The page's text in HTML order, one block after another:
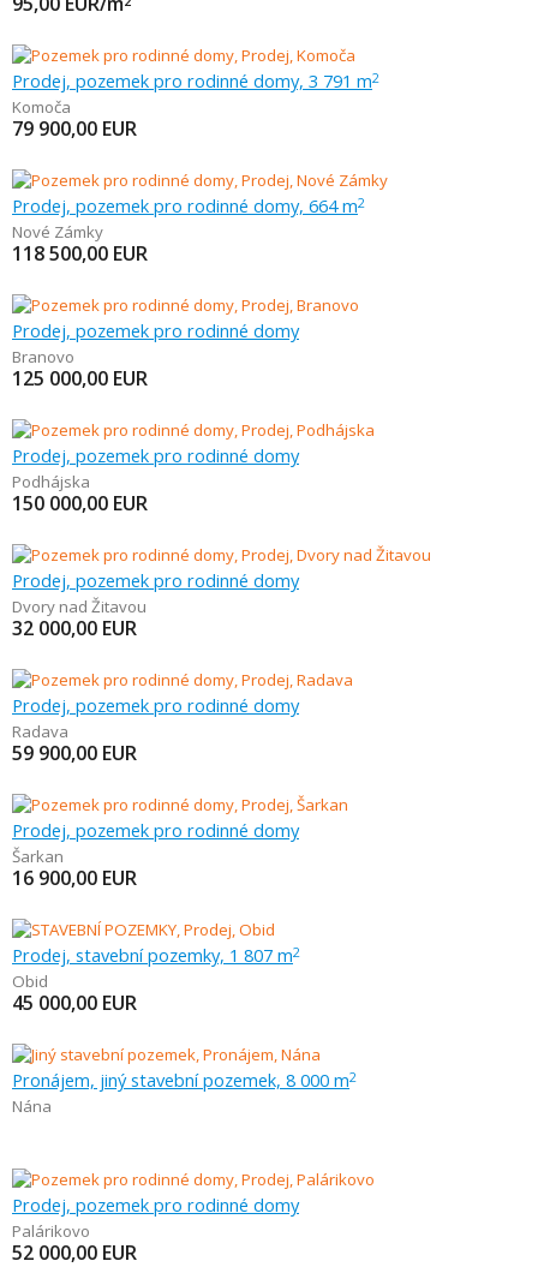
Prodej, pozemek pro rodinné domy, 3 791 m2
Komoča
79 900,00 EUR
Prodej, pozemek pro rodinné domy, 664 m2
Nové Zámky
118 500,00 EUR
Prodej, pozemek pro rodinné domy
Branovo
125 000,00 EUR
Prodej, pozemek pro rodinné domy
Podhájska
150 000,00 EUR
Prodej, pozemek pro rodinné domy
Dvory nad Žitavou
32 000,00 EUR
Prodej, pozemek pro rodinné domy
Radava
59 900,00 EUR
Prodej, pozemek pro rodinné domy
Šarkan
16 900,00 EUR
Prodej, stavební pozemky, 1 807 m2
Obid
45 000,00 EUR
Pronájem, jiný stavební pozemek, 8 000 m2
Nána
Prodej, pozemek pro rodinné domy
Palárikovo
52 000,00 EUR